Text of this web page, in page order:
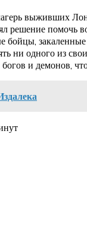
выживших
помочь
бойцы,
ни одного из
и демонов,